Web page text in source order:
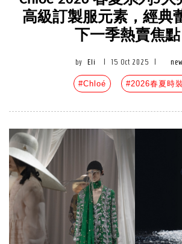
高級訂製服元素，經典
下一季熱賣焦點
by Eli 15 Oct 2025
#Chloé #2026春夏時